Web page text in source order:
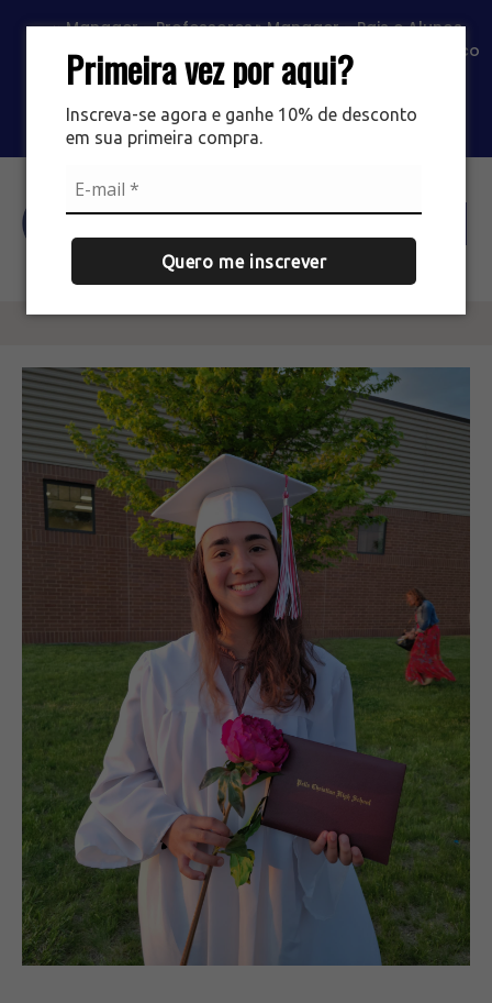
Primeira vez por aqui?
Inscreva-se agora e ganhe 10% de desconto
em sua primeira compra.
Quero me inscrever
Manager - Professores
Manager - Pais e Alunos
Portal SAS
Classroom
Trabalhe Conosco
Loja EIPG
Loja Mário Simões